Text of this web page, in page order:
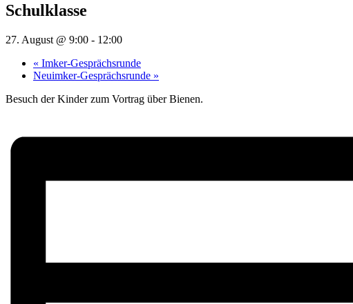
Schulklasse
27. August @ 9:00 - 12:00
« Imker-Gesprächsrunde
Neuimker-Gesprächsrunde »
Besuch der Kinder zum Vortrag über Bienen.